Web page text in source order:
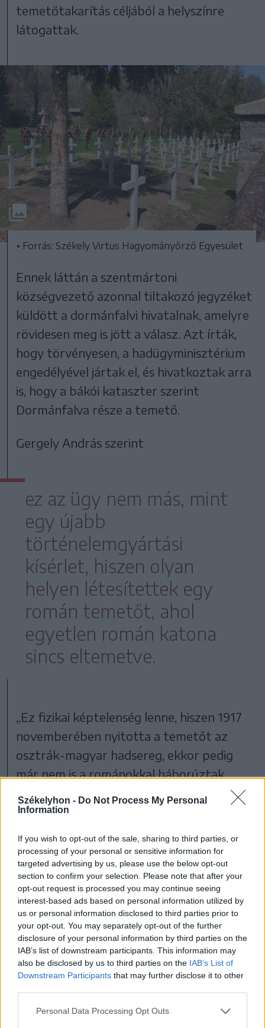
Székelyhon - Do Not Process My Personal
Information
If you wish to opt-out of the sale, sharing to third parties, or
processing of your personal or sensitive information for
targeted advertising by us, please use the below opt-out
section to confirm your selection. Please note that after your
opt-out request is processed you may continue seeing
interest-based ads based on personal information utilized by
us or personal information disclosed to third parties prior to
your opt-out. You may separately opt-out of the further
disclosure of your personal information by third parties on the
IAB’s list of downstream participants. This information may
also be disclosed by us to third parties on the IAB’s List of
Downstream Participants that may further disclose it to other
Personal Data Processing Opt Outs
temetőtakarítás céljából a helyszínre
látogattak.
• Forrás: Székely Virtus Hagyományőrző Egyesület
Ennek láttán a szentmártoni
községvezető azonnal tiltakozó jegyzéket
küldött a dormánfalvi hivatalnak, amelyre
rövidesen meg is jött a válasz. Azt írták,
hogy törvényesen, a hadügyminisztérium
engedélyével jártak el, és hivatkoztak arra
is, hogy a bákói kataszter szerint
Dormánfalva része a temető.
Gergely András szerint
ez az ügy nem más, mint
egy újabb
történelemgyártási
kísérlet, hiszen olyan
helyen létesítettek egy
román temetőt, ahol
egyetlen román katona
sincs eltemetve.
„Ez fizikai képtelenség lenne, hiszen 1917
novemberében nyitotta a temetőt az
osztrák-magyar hadsereg, ekkor pedig
már nem is a románokkal háborúztak,
hiszen az oroszok leváltották őket a
határon. Persze volt román temető is a
könnyebb volt egy kész, gondozott
temetőben kialakítani egy román
parcellát, mint egy teljesen újat létesíteni.
A kőkereszteket ráadásul egy olyan
sétányon állították fel, ahol senki sincs
eltemetve. Úgy látjuk, az a szándékuk,
hogy a tervezett ünnepséget mindenképp
megtartják május 17-én. Ez azonban
szimbolikus borstörés az orrunk alá,